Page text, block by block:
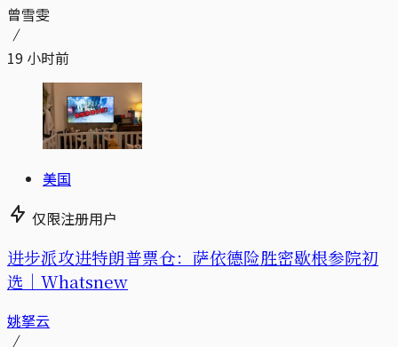
曾雪雯
19 小时前
美国
仅限注册用户
进步派攻进特朗普票仓：萨依德险胜密歇根参院初
选｜Whatsnew
姚拏云